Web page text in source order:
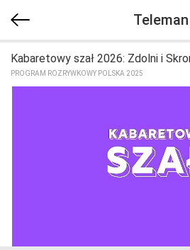
Teleman
Kabaretowy szał 2026: Zdolni i
PROGRAM ROZRYWKOWY POLSKA 2025